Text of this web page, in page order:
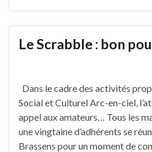
Le Scrabble : bon
Dans le cadre des activités
Social et Culturel Arc-en-ciel,
appel aux amateurs… Tous les
une vingtaine d’adhérents se
Brassens pour un moment de